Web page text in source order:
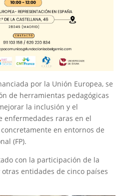
por la Unión Europea, se
de herramientas pedagógicas
la inclusión y el
enfermedades raras en el
en entornos de
(FP).
con la participación de la
otras entidades de cinco países